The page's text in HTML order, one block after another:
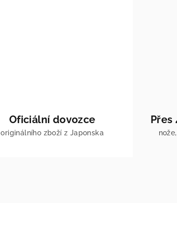
Oficiální dovozce
originálního zboží z Japonska
Přes